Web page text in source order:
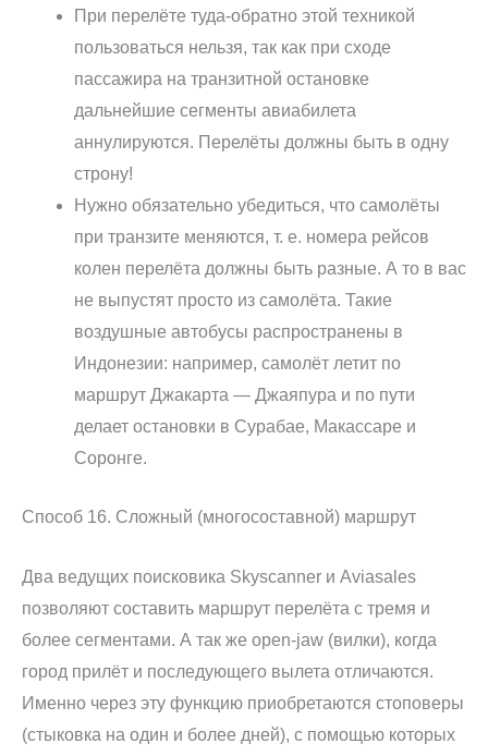
При перелёте туда-обратно этой техникой
пользоваться нельзя, так как при сходе
пассажира на транзитной остановке
дальнейшие сегменты авиабилета
аннулируются. Перелёты должны быть в одну
строну!
Нужно обязательно убедиться, что самолёты
при транзите меняются, т. е. номера рейсов
колен перелёта должны быть разные. А то в вас
не выпустят просто из самолёта. Такие
воздушные автобусы распространены в
Индонезии: например, самолёт летит по
маршрут Джакарта — Джаяпура и по пути
делает остановки в Сурабае, Макассаре и
Соронге.
Способ 16. Сложный (многосоставной) маршрут
Два ведущих поисковика Skyscanner и Aviasales
позволяют составить маршрут перелёта с тремя и
более сегментами. А так же open-jaw (вилки), когда
город прилёт и последующего вылета отличаются.
Именно через эту функцию приобретаются стоповеры
(стыковка на один и более дней), с помощью которых